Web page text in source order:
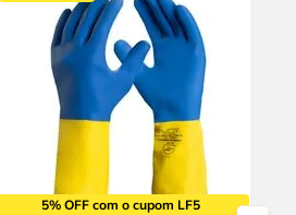
5% OFF com o cupom LF5